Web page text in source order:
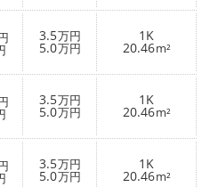
3.5万円
5.0万円
1K
20.46m²
3.5万円
5.0万円
1K
20.46m²
3.5万円
5.0万円
1K
20.46m²